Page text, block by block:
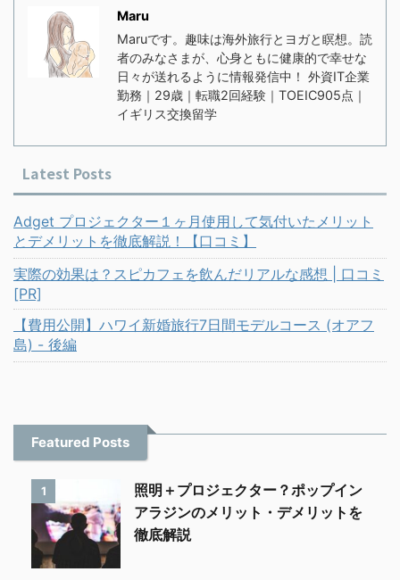
Maru
Maruです。趣味は海外旅行とヨガと瞑想。読
者のみなさまが、心身ともに健康的で幸せな
日々が送れるように情報発信中！ 外資IT企業
勤務｜29歳｜転職2回経験｜TOEIC905点｜
イギリス交換留学
Latest Posts
Adget プロジェクター１ヶ月使用して気付いたメリット
とデメリットを徹底解説！【口コミ】
実際の効果は？スピカフェを飲んだリアルな感想 | 口コミ
[PR]
【費用公開】ハワイ新婚旅行7日間モデルコース (オアフ
島) - 後編
Featured Posts
1
照明＋プロジェクター？ポップイン
アラジンのメリット・デメリットを
徹底解説